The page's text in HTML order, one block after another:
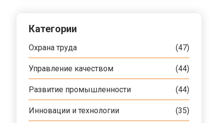
Категории
Охрана труда (47)
Управление качеством (44)
Развитие промышленности (44)
Инновации и технологии (35)